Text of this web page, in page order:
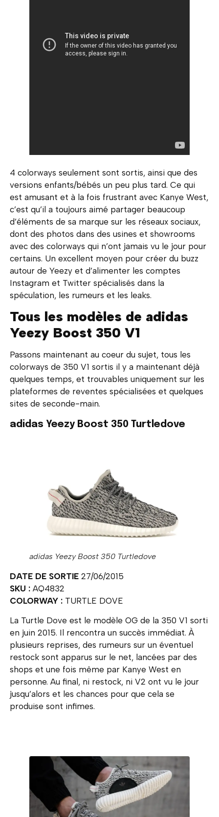
4 colorways seulement sont sortis, ainsi que des
versions enfants/bébés un peu plus tard. Ce qui
est amusant et à la fois frustrant avec Kanye West,
c’est qu’il a toujours aimé partager beaucoup
d’éléments de sa marque sur les réseaux sociaux,
dont des photos dans des usines et showrooms
avec des colorways qui n’ont jamais vu le jour pour
certains. Un excellent moyen pour créer du buzz
autour de Yeezy et d’alimenter les comptes
Instagram et Twitter spécialisés dans la
spéculation, les rumeurs et les leaks.
Tous les modèles de adidas
Yeezy Boost 350 V1
Passons maintenant au coeur du sujet, tous les
colorways de 350 V1 sortis il y a maintenant déjà
quelques temps, et trouvables uniquement sur les
plateformes de reventes spécialisées et quelques
sites de seconde-main.
adidas Yeezy Boost 350 Turtledove
adidas Yeezy Boost 350 Turtledove
DATE DE SORTIE 27/06/2015
SKU : AQ4832
COLORWAY : TURTLE DOVE
La Turtle Dove est le modèle OG de la 350 V1 sorti
en juin 2015. Il rencontra un succès immédiat. À
plusieurs reprises, des rumeurs sur un éventuel
restock sont apparus sur le net, lancées par des
shops et une fois même par Kanye West en
personne. Au final, ni restock, ni V2 ont vu le jour
jusqu’alors et les chances pour que cela se
produise sont infimes.